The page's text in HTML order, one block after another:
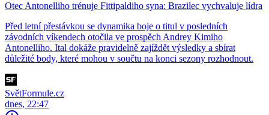
Otec Antonelliho trénuje Fittipaldiho syna: Brazilec vychvaluje lídra
Před letní přestávkou se dynamika boje o titul v posledních
závodních víkendech otočila ve prospěch Andrey Kimiho
Antonelliho. Ital dokáže pravidelně zajíždět výsledky a sbírat
důležité body, které mohou v součtu na konci sezony rozhodnout.
SvětFormule.cz
dnes, 22:47